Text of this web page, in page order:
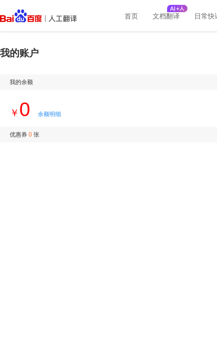
首页 文档翻译 日常快
我的账户
我的余额
￥ 0 余额明细
优惠券 0 张